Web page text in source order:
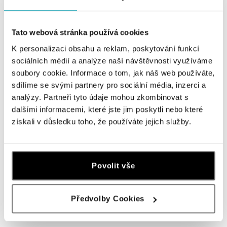
Tato webová stránka používá cookies
K personalizaci obsahu a reklam, poskytování funkcí
sociálních médií a analýze naší návštěvnosti využíváme
soubory cookie. Informace o tom, jak náš web používáte,
sdílíme se svými partnery pro sociální média, inzerci a
analýzy. Partneři tyto údaje mohou zkombinovat s
dalšími informacemi, které jste jim poskytli nebo které
získali v důsledku toho, že používáte jejich služby.
Povolit vše
Předvolby Cookies
Plzeňská 8, 150 00 Praha 5 - Smíchov
tel.: +420 603 192 388, +420 733 546 889
dnes otevřeno od 09:00
ALO diamonds OC Olympia, Brno
U Dálnice 777, 664 42 Modřice
tel.: +420 733 397 316, +420 605 231 821
dnes otevřeno od 09:00
Náměstí Republiky 1, 110 00 Praha 1 - Nové Město
tel.: +420 736 501 900, +420 739 685 559
dnes otevřeno od 09:00
Pařížská 1076/7, 110 00 Praha 1
ZOBRAZIT VŠECHNY BUTIKY